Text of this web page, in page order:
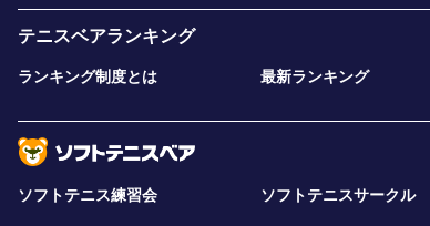
テニスベアランキング
ランキング制度とは 最新ランキング
ソフトテニス練習会 ソフトテニスサークル